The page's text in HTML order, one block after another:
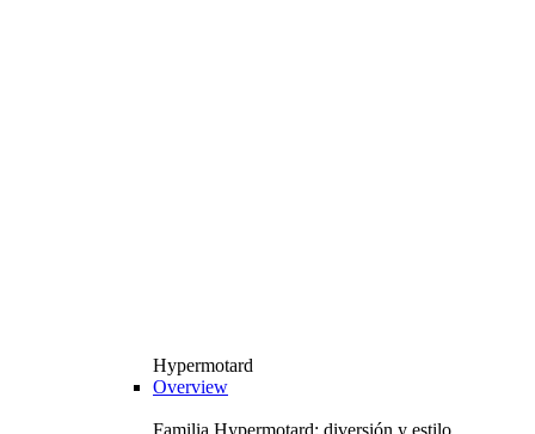
Hypermotard
Overview
Familia Hypermotard: diversión y estilo